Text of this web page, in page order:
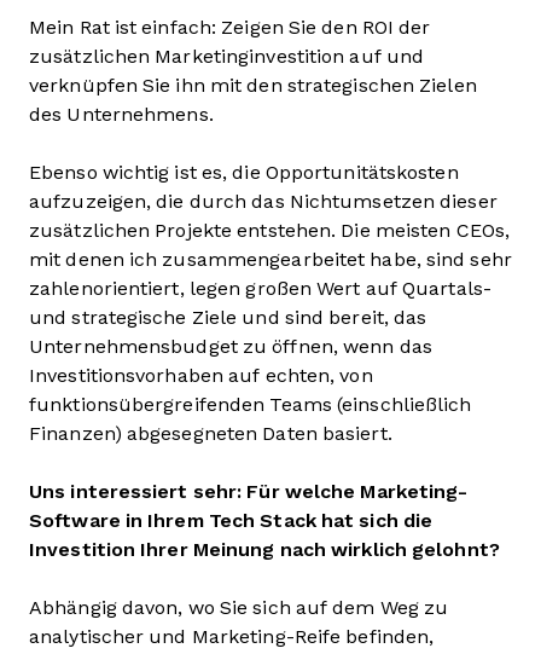
Mein Rat ist einfach: Zeigen Sie den ROI der
zusätzlichen Marketinginvestition auf und
verknüpfen Sie ihn mit den strategischen Zielen
des Unternehmens.
Ebenso wichtig ist es, die Opportunitätskosten
aufzuzeigen, die durch das Nichtumsetzen dieser
zusätzlichen Projekte entstehen. Die meisten CEOs,
mit denen ich zusammengearbeitet habe, sind sehr
zahlenorientiert, legen großen Wert auf Quartals-
und strategische Ziele und sind bereit, das
Unternehmensbudget zu öffnen, wenn das
Investitionsvorhaben auf echten, von
funktionsübergreifenden Teams (einschließlich
Finanzen) abgesegneten Daten basiert.
Uns interessiert sehr: Für welche Marketing-
Software in Ihrem Tech Stack hat sich die
Investition Ihrer Meinung nach wirklich gelohnt?
Abhängig davon, wo Sie sich auf dem Weg zu
analytischer und Marketing-Reife befinden,